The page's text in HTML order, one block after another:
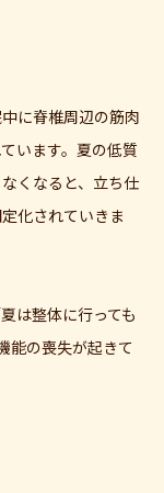
に脊椎周辺の筋肉
います。夏の低質
くなると、立ち仕
化されていきま
は整体に行っても
能の喪失が起きて